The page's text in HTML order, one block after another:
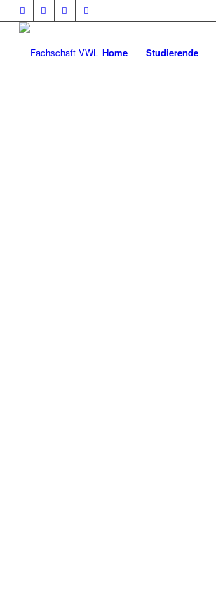
Home Studierende